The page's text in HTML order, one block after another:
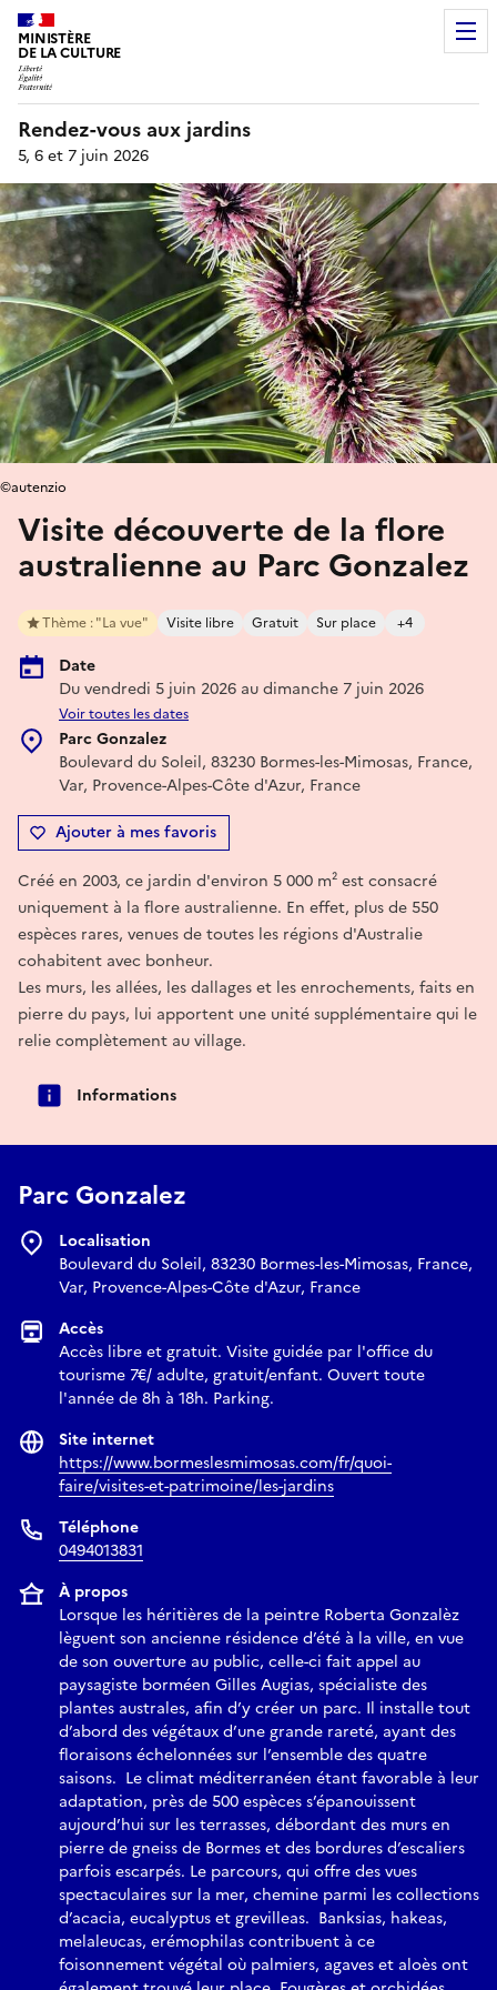
MINISTÈRE
DE LA CULTURE
Rendez-vous aux jardins
5, 6 et 7 juin 2026
Visite découverte de la flore
australienne au Parc Gonzalez
Thème : "La vue" Visite libre Gratuit Sur place +4
Date
Du vendredi 5 juin 2026 au dimanche 7 juin 2026
Voir toutes les dates
Parc Gonzalez
Boulevard du Soleil, 83230 Bormes-les-Mimosas, France,
Var, Provence-Alpes-Côte d'Azur, France
Ajouter à mes favoris
©autenzio
Créé en 2003, ce jardin d'environ 5 000 m² est consacré
uniquement à la flore australienne. En effet, plus de 550
espèces rares, venues de toutes les régions d'Australie
cohabitent avec bonheur.
Les murs, les allées, les dallages et les enrochements, faits en
pierre du pays, lui apportent une unité supplémentaire qui le
relie complètement au village.
Informations
Parc Gonzalez
Localisation
Boulevard du Soleil, 83230 Bormes-les-Mimosas, France,
Var, Provence-Alpes-Côte d'Azur, France
Accès
Accès libre et gratuit. Visite guidée par l'office du
tourisme 7€/ adulte, gratuit/enfant. Ouvert toute
l'année de 8h à 18h. Parking.
Site internet
https://www.bormeslesmimosas.com/fr/quoi-
faire/visites-et-patrimoine/les-jardins
Téléphone
0494013831
À propos
Lorsque les héritières de la peintre Roberta Gonzalèz
lèguent son ancienne résidence d’été à la ville, en vue
de son ouverture au public, celle-ci fait appel au
paysagiste borméen Gilles Augias, spécialiste des
plantes australes, afin d’y créer un parc. Il installe tout
d’abord des végétaux d’une grande rareté, ayant des
floraisons échelonnées sur l’ensemble des quatre
saisons. Le climat méditerranéen étant favorable à leur
adaptation, près de 500 espèces s’épanouissent
aujourd’hui sur les terrasses, débordant des murs en
pierre de gneiss de Bormes et des bordures d’escaliers
parfois escarpés. Le parcours, qui offre des vues
spectaculaires sur la mer, chemine parmi les collections
d’acacia, eucalyptus et grevilleas. Banksias, hakeas,
melaleucas, erémophilas contribuent à ce
foisonnement végétal où palmiers, agaves et aloès ont